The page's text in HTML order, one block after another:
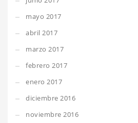
mayo 2017
abril 2017
marzo 2017
febrero 2017
enero 2017
diciembre 2016
noviembre 2016